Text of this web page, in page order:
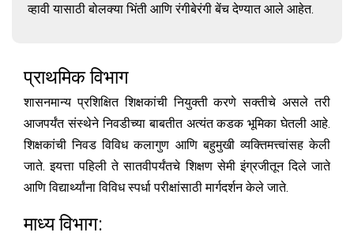
व्हावी यासाठी बोलक्या भिंती आणि रंगीबेरंगी बेंच देण्यात आले आहेत.
प्राथमिक विभाग
शासनमान्य प्रशिक्षित शिक्षकांची नियुक्ती करणे सक्तीचे असले तरी
आजपर्यंत संस्थेने निवडीच्या बाबतीत अत्यंत कडक भूमिका घेतली आहे.
शिक्षकांची निवड विविध कलागुण आणि बहुमुखी व्यक्तिमत्त्वांसह केली
जाते. इयत्ता पहिली ते सातवीपर्यंतचे शिक्षण सेमी इंग्रजीतून दिले जाते
आणि विद्यार्थ्यांना विविध स्पर्धा परीक्षांसाठी मार्गदर्शन केले जाते.
माध्य विभाग: